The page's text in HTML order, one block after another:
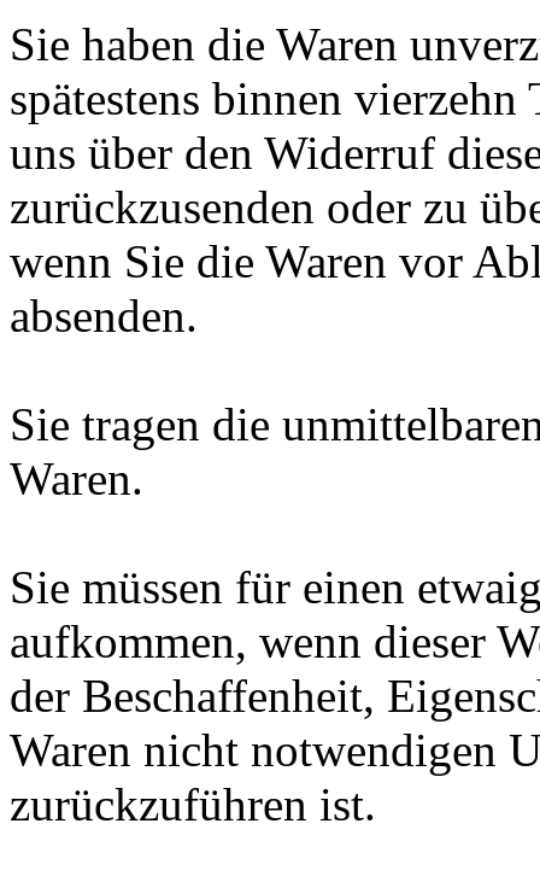
Sie haben die Waren
spätestens binnen vierzehn
uns über den Widerruf
zurückzusenden oder zu
wenn Sie die Waren vor
absenden.
Sie tragen die
Waren.
Sie müssen für einen
aufkommen, wenn dieser
der Beschaffenheit,
Waren nicht notwendigen
zurückzuführen ist.